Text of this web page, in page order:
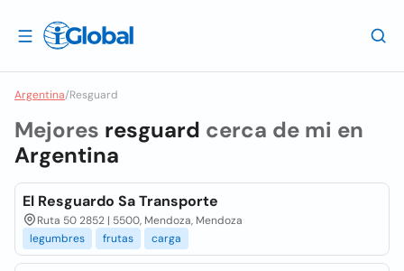
Argentina/Resguard
Mejores resguard cerca de mi en
Argentina
El Resguardo Sa Transporte
Ruta 50 2852 | 5500, Mendoza, Mendoza
legumbres
frutas carga